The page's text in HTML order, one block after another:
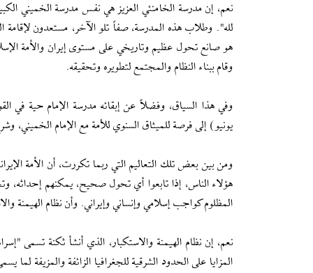
نعم، إن مدرسة الخامنئي العزيز هي نفس مدرسة الخميني
لله". وطلاب هذه المدرسة، صفاً تلو الآخر، مستعدون لإقامة
هو صانع تحول عظيم وتاريخي على مستوى إيران والأمة
وقام ببناء النظام والمجتمع لتطويره وتحقيقه.
يونيو) إلى فرصة للميثاق السنوي للأمة مع الإمام
ومن بين بعض تلك التعاليم التي ربما تكررت، أن الأمة
هؤلاء الناس، إذا تابعوا أي تحول صحيح، يمكنهم
المظلوم كواجب إسلامي وإنساني وإيراني. وأن نظام الهيمنة
نعم، إن نظام الهيمنة والاستكبار، الذي أنشأ ثكنة تسمى
المزايا على الحدود الشرقية للجغرافيا الزائفة والمزيفة